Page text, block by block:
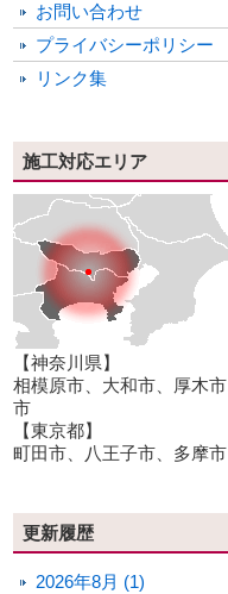
お問い合わせ
プライバシーポリシー
リンク集
施工対応エリア
【神奈川県】
相模原市、大和市、厚木
市
【東京都】
町田市、八王子市、多摩市
更新履歴
2026年8月 (1)